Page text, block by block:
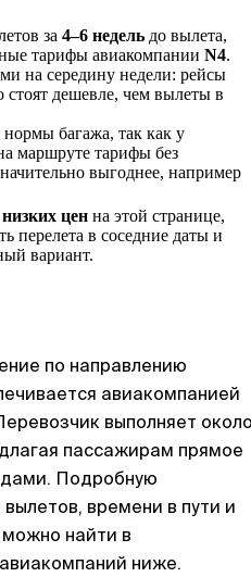
за 4–6 недель до вылета,
тарифы авиакомпании N4.
на середину недели: рейсы
стоят дешевле, чем вылеты в
багажа, так как у
маршруте тарифы без
выгоднее, например
цен на этой странице,
перелета в соседние даты и
вариант.
по направлению
авиакомпанией
выполняет
пассажирам прямое
Подробную
времени в пути и
найти в
ниже.